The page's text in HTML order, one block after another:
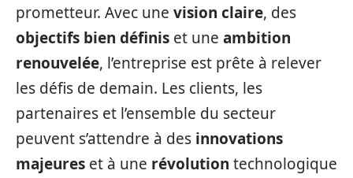
prometteur. Avec une vision claire, des
objectifs bien définis et une ambition
renouvelée, l’entreprise est prête à relever
les défis de demain. Les clients, les
partenaires et l’ensemble du secteur
peuvent s’attendre à des innovations
majeures et à une révolution technologique